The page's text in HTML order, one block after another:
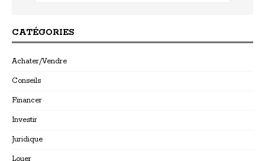
CATÉGORIES
Achater/Vendre
Conseils
Financer
Investir
Juridique
Louer